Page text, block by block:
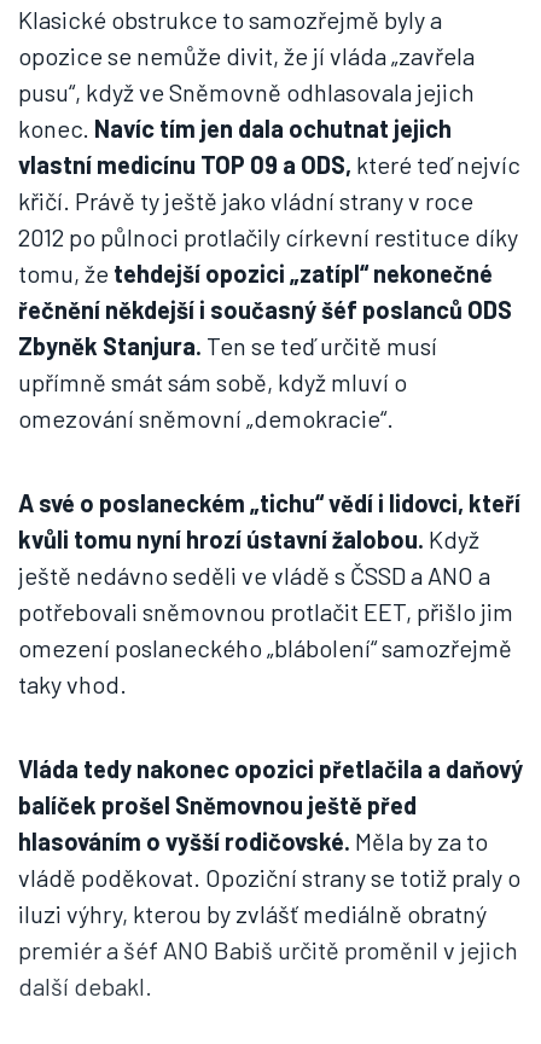
Klasické obstrukce to samozřejmě byly a
opozice se nemůže divit, že jí vláda „zavřela
pusu“, když ve Sněmovně odhlasovala jejich
konec. Navíc tím jen dala ochutnat jejich
vlastní medicínu TOP 09 a ODS, které teď nejvíc
křičí. Právě ty ještě jako vládní strany v roce
2012 po půlnoci protlačily církevní restituce díky
tomu, že tehdejší opozici „zatípl“ nekonečné
řečnění někdejší i současný šéf poslanců ODS
Zbyněk Stanjura. Ten se teď určitě musí
upřímně smát sám sobě, když mluví o
omezování sněmovní „demokracie“.
A své o poslaneckém „tichu“ vědí i lidovci, kteří
kvůli tomu nyní hrozí ústavní žalobou. Když
ještě nedávno seděli ve vládě s ČSSD a ANO a
potřebovali sněmovnou protlačit EET, přišlo jim
omezení poslaneckého „blábolení“ samozřejmě
taky vhod.
Vláda tedy nakonec opozici přetlačila a daňový
balíček prošel Sněmovnou ještě před
hlasováním o vyšší rodičovské. Měla by za to
vládě poděkovat. Opoziční strany se totiž praly o
iluzi výhry, kterou by zvlášť mediálně obratný
premiér a šéf ANO Babiš určitě proměnil v jejich
další debakl.